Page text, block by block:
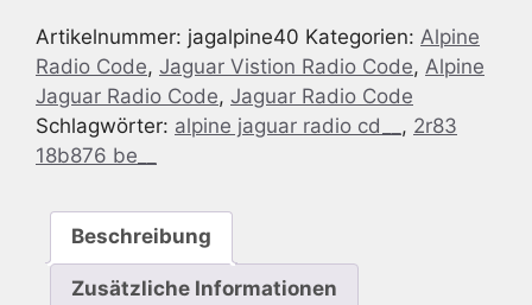
Alpine
Jaguar
RADIO
CD
2R83-
BE
Menge
Artikelnummer: jagalpine40 Kategorien: Alpine
Radio Code, Jaguar Vistion Radio Code, Alpine
Jaguar Radio Code, Jaguar Radio Code
Schlagwörter: alpine jaguar radio cd__ , 2r83
18b876 be__
Beschreibung
Zusätzliche Informationen